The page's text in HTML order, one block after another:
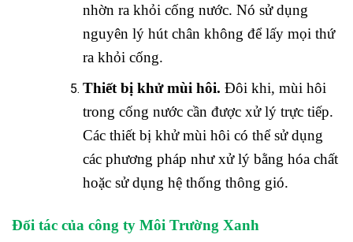
nhờn ra khỏi cống nước. Nó sử dụng
nguyên lý hút chân không để lấy mọi thứ
ra khỏi cống.
Thiết bị khử mùi hôi. Đôi khi, mùi hôi
trong cống nước cần được xử lý trực tiếp.
Các thiết bị khử mùi hôi có thể sử dụng
các phương pháp như xử lý bằng hóa chất
hoặc sử dụng hệ thống thông gió.
Đối tác của công ty Môi Trường Xanh